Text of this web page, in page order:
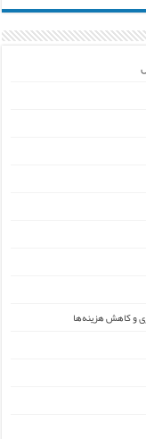
و کاهش هزینه‌ها